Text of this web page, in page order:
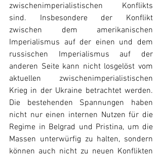
zwischenimperialistischen Konflikts
sind. Insbesondere der Konflikt
zwischen dem amerikanischen
Imperialismus auf der einen und dem
russischen Imperialismus auf der
anderen Seite kann nicht losgelöst vom
aktuellen zwischenimperialistischen
Krieg in der Ukraine betrachtet werden.
Die bestehenden Spannungen haben
nicht nur einen internen Nutzen für die
Regime in Belgrad und Pristina, um die
Massen unterwürfig zu halten, sondern
können auch nicht zu neuen Konflikten